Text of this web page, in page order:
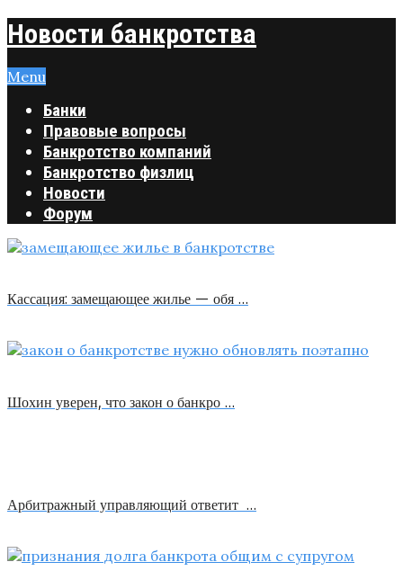
Новости банкротства
Menu
Банки
Правовые вопросы
Банкротство компаний
Банкротство физлиц
Новости
Форум
Кассация: замещающее жилье — обя …
Шохин уверен, что закон о банкро …
Арбитражный управляющий ответит …